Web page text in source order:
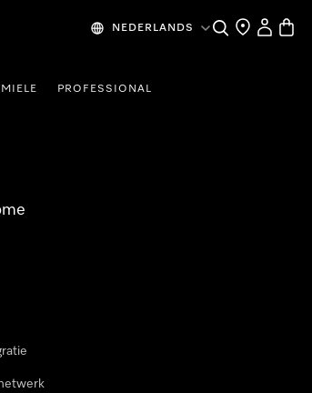
NEDERLANDS Wat zoek je?
Dealer zoeken
Mijn
PROFESSIONAL